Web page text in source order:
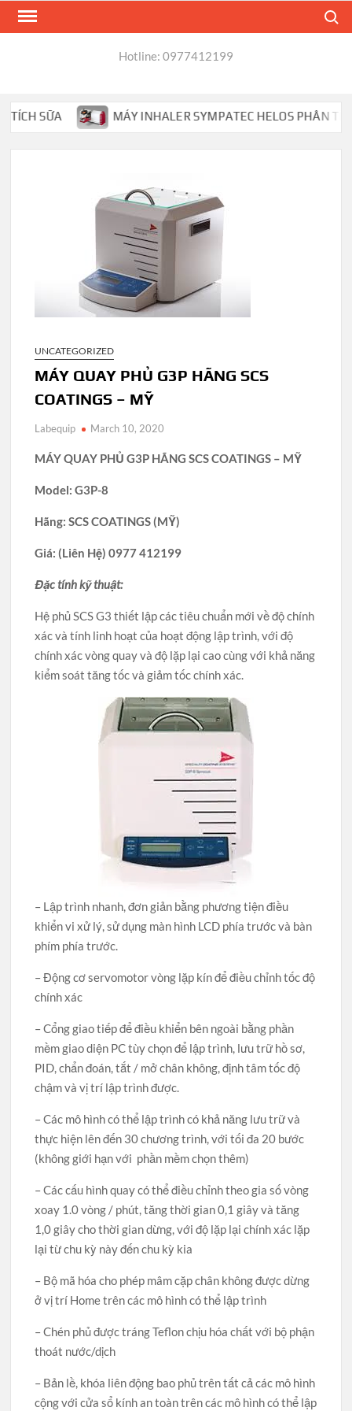
Skip
Hotline: 0977412199
SỮA MÁY INHALER SYMPATEC HELOS PHÂN TÍCH
UNCATEGORIZED
MÁY QUAY PHỦ G3P HÃNG SCS
COATINGS – MỸ
Labequip March 10, 2020
MÁY QUAY PHỦ G3P HÃNG SCS COATINGS – MỸ
Model: G3P-8
Hãng:SCS COATINGS (MỸ)
Giá: (Liên Hệ) 0977 412199
Đặc tính kỹ thuật:
Hệ phủ SCS G3 thiết lập các tiêu chuẩn mới về độ chính
xác và tính linh hoạt của hoạt động lập trình, với độ
chính xác vòng quay và độ lặp lại cao cùng với khả năng
kiểm soát tăng tốc và giảm tốc chính xác.
– Lập trình nhanh, đơn giản bằng phương tiện điều
khiển vi xử lý, sử dụng màn hình LCD phía trước và bàn
phím phía trước.
– Động cơ servomotor vòng lặp kín để điều chỉnh tốc độ
chính xác
– Cổng giao tiếp để điều khiển bên ngoài bằng phần
mềm giao diện PC tùy chọn để lập trình, lưu trữ hồ sơ,
PID, chẩn đoán, tắt / mở chân không, định tâm tốc độ
chậm và vị trí lập trình được.
– Các mô hình có thể lập trình có khả năng lưu trữ và
thực hiện lên đến 30 chương trình, với tối đa 20 bước
(không giới hạn với phần mềm chọn thêm)
– Các cấu hình quay có thể điều chỉnh theo gia số vòng
xoay 1.0 vòng / phút, tăng thời gian 0,1 giây và tăng
1,0 giây cho thời gian dừng, với độ lặp lại chính xác lặp
lại từ chu kỳ này đến chu kỳ kia
– Bộ mã hóa cho phép mâm cặp chân không được dừng
ở vị trí Home trên các mô hình có thể lập trình
– Chén phủ được tráng Teflon chịu hóa chất với bộ phận
thoát nước/dịch
– Bản lề, khóa liên động bao phủ trên tất cả các mô hình
cộng với cửa sổ kính an toàn trên các mô hình có thể lập